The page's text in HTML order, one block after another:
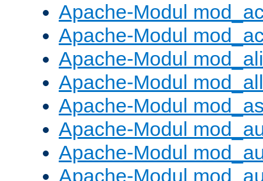
Apache-Modul
Apache-Modul
Apache-Modul
Apache-Modul
Apache-Modul
Apache-Modul
Apache-Modul
Apache-Modul